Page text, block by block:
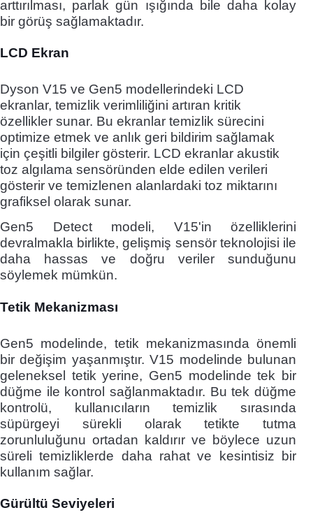
arttırılması, parlak gün ışığında bile daha kolay
bir görüş sağlamaktadır.
LCD Ekran
Dyson V15 ve Gen5 modellerindeki LCD
ekranlar, temizlik verimliliğini artıran kritik
özellikler sunar. Bu ekranlar temizlik sürecini
optimize etmek ve anlık geri bildirim sağlamak
için çeşitli bilgiler gösterir. LCD ekranlar akustik
toz algılama sensöründen elde edilen verileri
gösterir ve temizlenen alanlardaki toz miktarını
grafiksel olarak sunar.
Gen5 Detect modeli, V15'in özelliklerini
devralmakla birlikte, gelişmiş sensör teknolojisi ile
daha hassas ve doğru veriler sunduğunu
söylemek mümkün.
Tetik Mekanizması
Gen5 modelinde, tetik mekanizmasında önemli
bir değişim yaşanmıştır. V15 modelinde bulunan
geleneksel tetik yerine, Gen5 modelinde tek bir
düğme ile kontrol sağlanmaktadır. Bu tek düğme
kontrolü, kullanıcıların temizlik sırasında
süpürgeyi sürekli olarak tetikte tutma
zorunluluğunu ortadan kaldırır ve böylece uzun
süreli temizliklerde daha rahat ve kesintisiz bir
kullanım sağlar.
Gürültü Seviyeleri